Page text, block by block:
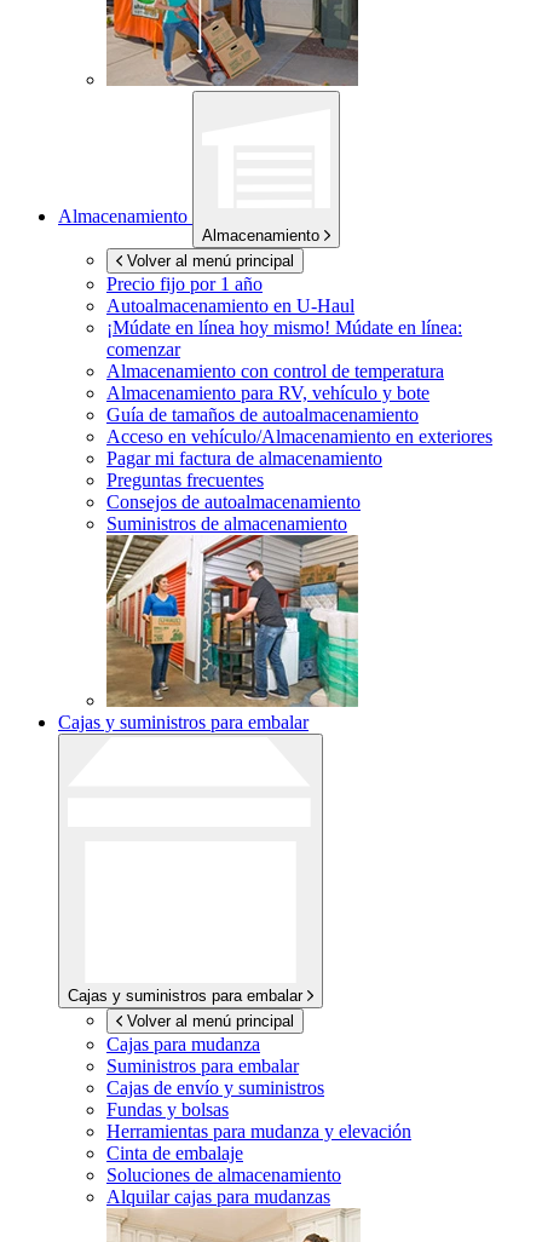
Almacenamiento
Almacenamiento
Volver al menú principal
Precio fijo por 1 año
Autoalmacenamiento en U-Haul
¡Múdate en línea hoy mismo! Múdate en línea:
comenzar
Almacenamiento con control de temperatura
Almacenamiento para RV, vehículo y bote
Guía de tamaños de autoalmacenamiento
Acceso en vehículo/Almacenamiento en exteriores
Pagar mi factura de almacenamiento
Preguntas frecuentes
Consejos de autoalmacenamiento
Suministros de almacenamiento
Cajas y suministros para embalar
Cajas y suministros para embalar
Volver al menú principal
Cajas para mudanza
Suministros para embalar
Cajas de envío y suministros
Fundas y bolsas
Herramientas para mudanza y elevación
Cinta de embalaje
Soluciones de almacenamiento
Alquilar cajas para mudanzas